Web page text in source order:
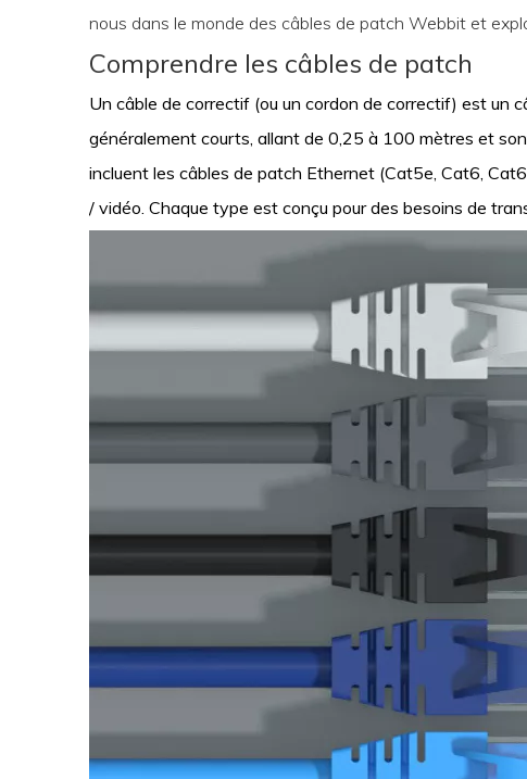
nous dans le monde des câbles de patch Webbit et
Comprendre les câbles de patch
Un câble de correctif (ou un cordon de correctif) est un
généralement courts, allant de 0,25 à 100 mètres et
incluent les câbles de patch Ethernet (Cat5e, Cat6,
/ vidéo. Chaque type est conçu pour des besoins de